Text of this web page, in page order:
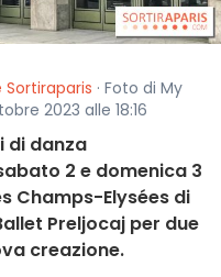
Sortiraparis · Foto di My
2023 alle 18:16
di danza
2 e domenica 3
Champs-Elysées di
Preljocaj per due
creazione.